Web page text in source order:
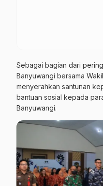
Sebagai bagian dari
Banyuwangi bersama
menyerahkan santunan
bantuan sosial kepada
Banyuwangi.